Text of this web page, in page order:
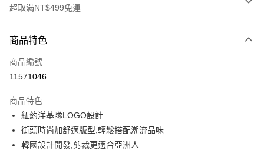
超取滿NT$499免運
信用卡一次付款
超商取貨付款
Apple Pay
街口支付
商品特色
商品編號
11571046
商品特色
紐約洋基隊LOGO設計
街頭時尚加舒適版型,輕鬆搭配潮流品味
韓國設計開發,剪裁更適合亞洲人